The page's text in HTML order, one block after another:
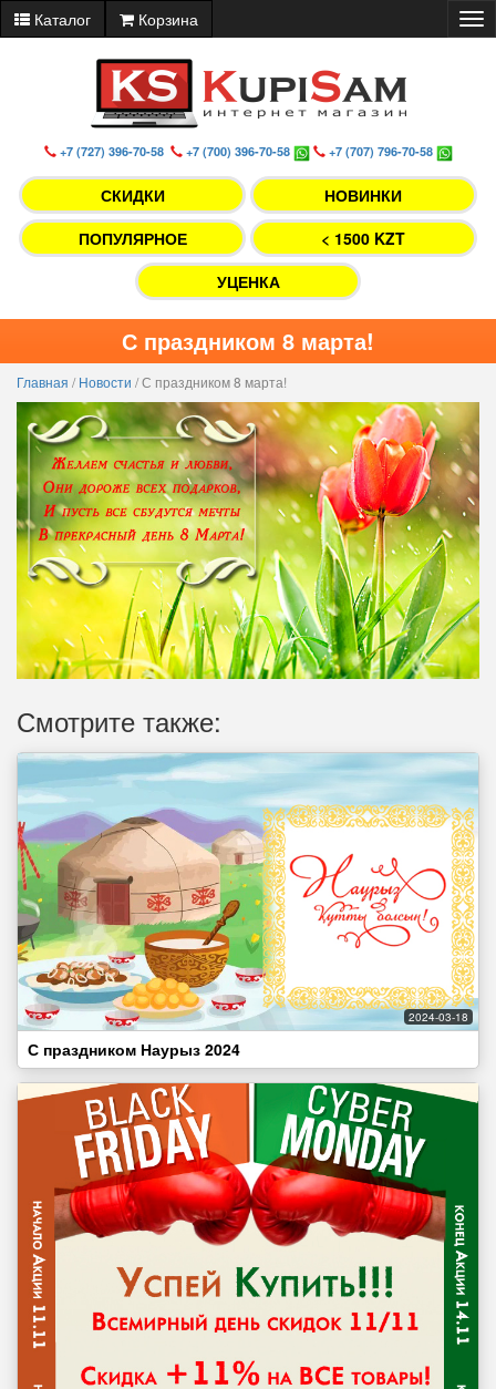
Каталог Корзина
+7 (727) 396-70-58 +7 (700) 396-70-58 +7 (707) 796-70-58
СКИДКИ
НОВИНКИ
ПОПУЛЯРНОЕ
< 1500 KZT
УЦЕНКА
С праздником 8 марта!
Главная /Новости /С праздником 8 марта!
Смотрите также:
2024-03-18
С праздником Наурыз 2024